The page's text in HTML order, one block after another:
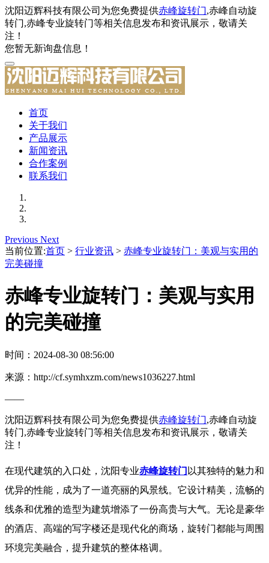
沈阳迈辉科技有限公司为您免费提供赤峰旋转门,赤峰自动旋
转门,赤峰专业旋转门等相关信息发布和资讯展示，敬请关
注！
您暂无新询盘信息！
首页
关于我们
产品展示
新闻资讯
合作案例
联系我们
Previous Next
当前位置:首页 > 行业资讯 > 赤峰专业旋转门：美观与实用的
完美碰撞
赤峰专业旋转门：美观与实用
的完美碰撞
时间：2024-08-30 08:56:00
来源：http://cf.symhxzm.com/news1036227.html
——
沈阳迈辉科技有限公司为您免费提供赤峰旋转门,赤峰自动旋
转门,赤峰专业旋转门等相关信息发布和资讯展示，敬请关
注！
在现代建筑的入口处，沈阳专业赤峰旋转门 以其独特的魅力和
优异的性能，成为了一道亮丽的风景线。它设计精美，流畅的
线条和优雅的造型为建筑增添了一份高贵与大气。无论是豪华
的酒店、高端的写字楼还是现代化的商场，旋转门都能与周围
环境完美融合，提升建筑的整体格调。